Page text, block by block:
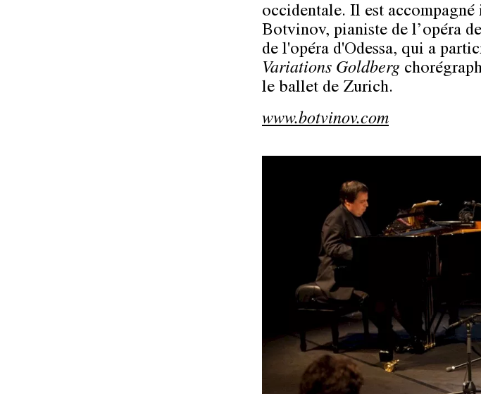
occidentale. Il est
Botvinov, pianiste de l’opéra
de l'opéra d'Odessa, qui a
Variations Goldberg
le ballet de Zurich.
www.botvinov.com